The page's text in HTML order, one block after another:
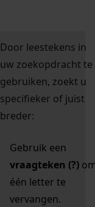
Door leestekens in
uw zoekopdracht te
gebruiken, zoekt u
specifieker of juist
breder:
Gebruik een
vraagteken (?)
één letter te
vervangen.